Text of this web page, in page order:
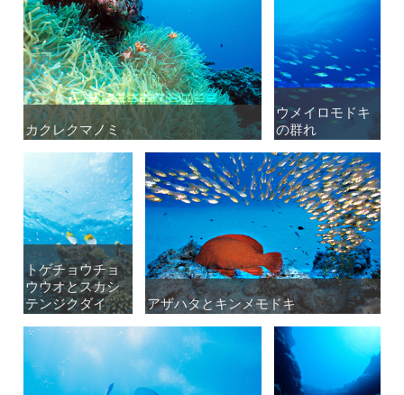
カクレクマノミ
カクレクマノミ
ウメイロモドキ
の群れ
ウメイロモドキ
の群れ
トゲチョウチョ
ウウオとスカシ
テンジクダイ
トゲチョウチョ
ウウオとスカシ
テンジクダイ
アザハタとキンメモドキ
アザハタとキンメモドキ